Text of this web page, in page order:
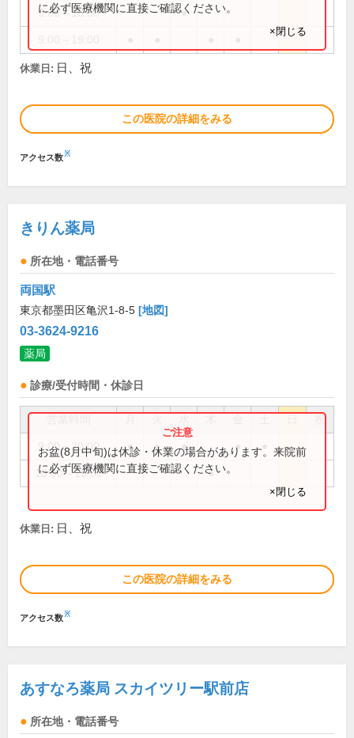
9:00～18:30 ●
に必ず医療機関に直接ご確認ください。
×閉じる
休業日: 日、祝
この医院の詳細をみる
アクセス数※
きりん薬局
所在地・電話番号
両国駅
東京都墨田区亀沢1-8-5 [地図]
03-3624-9216
薬局
診療/受付時間・休診日
祝
9:00～20:00 ● ● ● ●
10:00～18:00 ●
お盆(8月中旬)は休診・休業の場合があります。来院前
に必ず医療機関に直接ご確認ください。
×閉じる
休業日: 日、祝
この医院の詳細をみる
アクセス数※
あすなろ薬局 スカイツリー駅前店
所在地・電話番号